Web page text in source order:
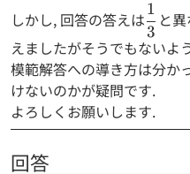
しかし, 回答の答えは
{3}
3
1
と
えましたがそうでもないよ
模範解答への導き方は分か
けないのかが疑問です.
よろしくお願いします.
回答